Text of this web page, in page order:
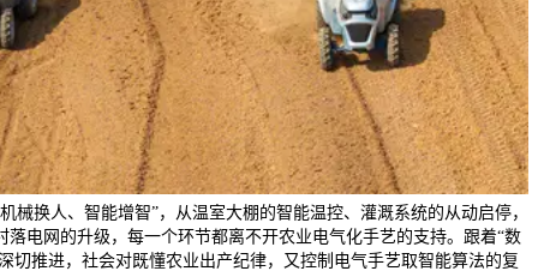
械换人、智能增智”，从温室大棚的智能温控、灌溉系统的从动启停，
落电网的升级，每一个环节都离不开农业电气化手艺的支持。跟着“数
切推进，社会对既懂农业出产纪律，又控制电气手艺取智能算法的复